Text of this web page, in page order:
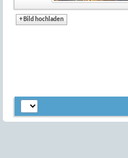
+Bild hochladen